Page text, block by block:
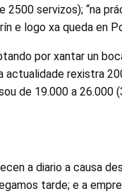
2500 servizos); “na
e logo xa queda en
por xantar un
actualidade rexistra
de 19.000 a 26.000
a diario a causa
tarde; e a